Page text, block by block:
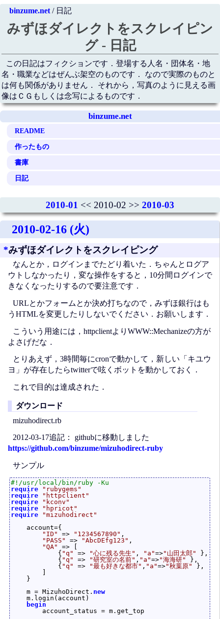
binzume.net/ 日記
みずほダイレクトをスクレイピン
グ - 日記
この日記はフィクションです．登場する人名・団体名・地
名・職業などはぜんぶ架空のものです． なので実際のものと
は何も関係がありません． それから，写真のように見える画
像はＣＧもしくは念写によるものです．
binzume.net
README
作ったもの
書庫
日記
2010-01 << 2010-02 >> 2010-03
2010-02-16 (火)
*みずほダイレクトをスクレイピング
なんとか，ログインまでたどり着いた．ちゃんとログア
ウトしなかったり，変な操作をすると，10分間ログインで
きなくなったりするので要注意です．
URLとかフォームとか決め打ちなので，みずほ銀行はも
うHTMLを変更したりしないでください．お願いします．
こういう用途には，httpclientよりWWW::Mechanizeの方が
よさげだな．
とりあえず，3時間毎にcronで動かして，新しい「キユウ
ヨ」が存在したらtwitterで呟くボットを動かしておく．
これで目的は達成された．
ダウンロード
mizuhodirect.rb
2012-03-17追記： githubに移動しました
https://github.com/binzume/mizuhodirect-ruby
サンプル
#!/usr/local/bin/ruby -Ku
require
"rubygems"
require
"httpclient"
require
"kconv"
require
"hpricot"
require
"mizuhodirect"
"ID"
=> "1234567890" ,
"PASS"
=> "AbcDEfg123" ,
"QA"
=> [
            {
"q" => "心に残る先生" , "a"=>"山田太郎"
},
            {
"q" => "研究室の名前" , "a"=>"海海研"
},
            {
"q" => "最も好きな都市" , "a"=>"秋葉原"
},
    m = MizuhoDirect.
new
    m.login(account)
begin
        account_status = m.get_top